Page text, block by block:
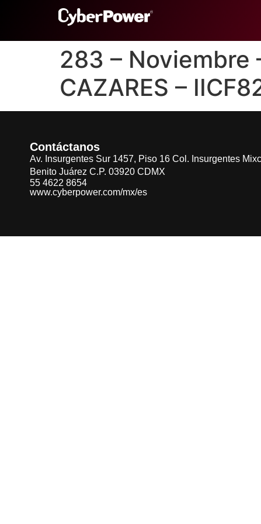
283 – Noviembre
CAZARES –
Contáctanos
Av. Insurgentes Sur 1457, Piso 16 Col. Insurgentes
Benito Juárez C.P. 03920 CDMX
55 4622 8654
www.cyberpower.com/mx/es